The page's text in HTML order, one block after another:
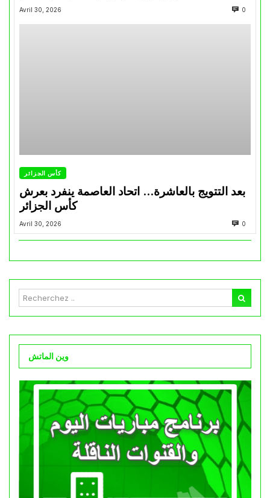
Avril 30, 2026 0
كأس الجزائر
بعد التتويج بالعاشرة… اتحاد العاصمة ينفرد بعرش
كأس الجزائر
Avril 30, 2026 0
وين الماتش